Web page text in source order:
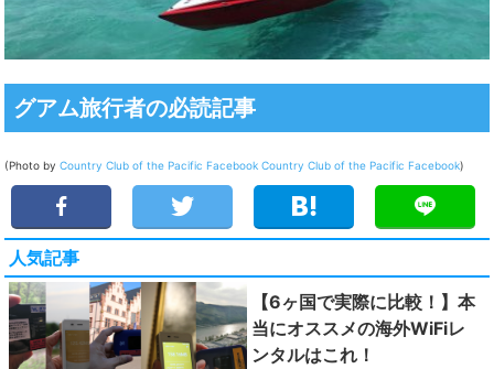
グアム旅行者の必読記事
(Photo by Country Club of the Pacific Facebook Country Club of the Pacific Facebook)
人気記事
【6ヶ国で実際に比較！】本
当にオススメの海外WiFiレ
ンタルはこれ！